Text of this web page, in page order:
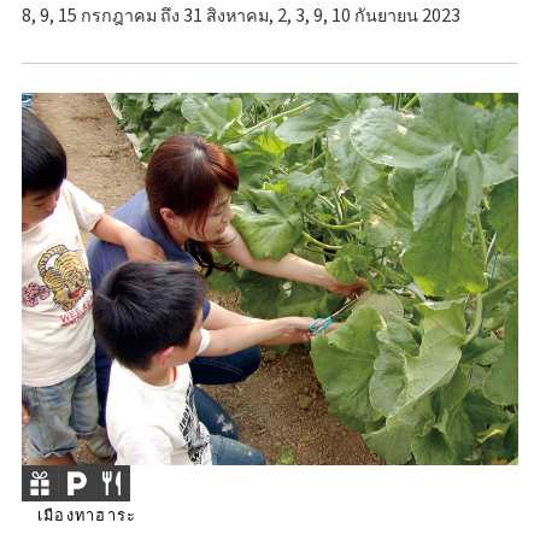
8, 9, 15 กรกฎาคม ถึง 31 สิงหาคม, 2, 3, 9, 10 กันยายน 2023
เมืองทาฮาระ